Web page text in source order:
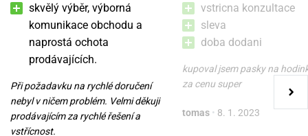
skvělý výběr, výborná
komunikace obchodu a
naprostá ochota
prodávajících.
Při požadavku na rychlé doručení
nebyl v ničem problém. Velmi děkuji
prodávajícím za rychlé řešení a
vstřícnost.
vstricna konzultace
sleva
doba dodani
kupoval jsem pasky na
za cenu super
tomas • 8. 1. 2023